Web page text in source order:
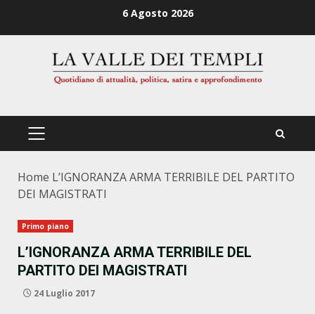
6 Agosto 2026
PRIMÄRES
Home L’IGNORANZA ARMA TERRIBILE DEL PARTITO
DEI MAGISTRATI
Primo piano
L’IGNORANZA ARMA TERRIBILE DEL
PARTITO DEI MAGISTRATI
24 Luglio 2017